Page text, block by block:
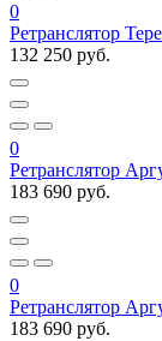
0
Ретранслятор
132 250 руб.
0
Ретранслятор
183 690 руб.
0
Ретранслятор
183 690 руб.